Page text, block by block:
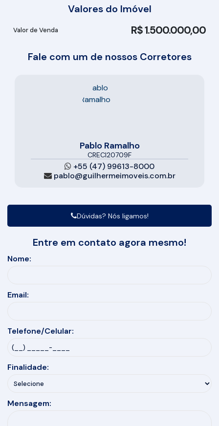
Valores do Imóvel
R$1.500.000,00
Valor de Venda
Fale com um de nossos Corretores
Pablo Ramalho
CRECI20709F
+55 (47) 99613-8000
pablo@guilhermeimoveis.com.br
Dúvidas? Nós ligamos!
Entre em contato agora mesmo!
Nome:
Email:
Telefone/Celular:
Finalidade:
Mensagem: